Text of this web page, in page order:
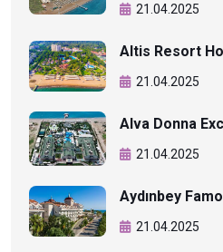
21.04.2025
Altis Resort
21.04.2025
Alva Donna
21.04.2025
Aydınbey
21.04.2025